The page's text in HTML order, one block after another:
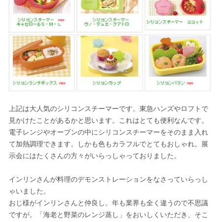
上記は大人気のシリコンスチーマーです。東急ハンズやロフトで
見かけたことがあるかと思います。これはとても便利なんです。
電子レンジやオーブンの中にシリコンスチーマーをそのまま入れ
て加熱調理できます。しかも色もカラフルでとてもおしゃれ。展
示会にはたくさんの方々がいらっしゃっておりました。
インリンさんが料理のデモンストレーションをなさっていらっし
ゃいました。
おじ様がインリンさんと仲良し。年も業界も全く違うので不思議
ですが。「海老と野菜のレンジ蒸し」をおいしくいただき、そこ